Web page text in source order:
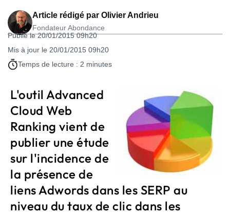
Article rédigé par Olivier Andrieu
Fondateur Abondance
Publié le 20/01/2015 09h20
Mis à jour le 20/01/2015 09h20
Temps de lecture : 2 minutes
L'outil Advanced
Cloud Web
Ranking vient de
publier une étude
sur l'incidence de
la présence de
liens Adwords dans les SERP au
niveau du taux de clic dans les